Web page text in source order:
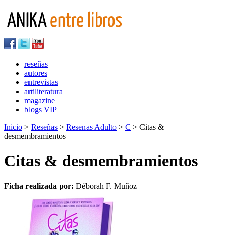
reseñas
autores
entrevistas
artiliteratura
magazine
blogs VIP
Inicio > Reseñas > Resenas Adulto > C > Citas &
desmembramientos
Citas & desmembramientos
Ficha realizada por: Déborah F. Muñoz